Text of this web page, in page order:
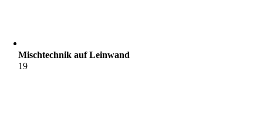
Mischtechnik auf Leinwand
19